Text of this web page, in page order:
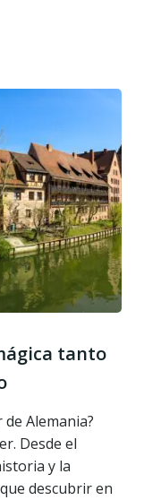
tanto
Alemania?
Desde el
y la
descubrir en